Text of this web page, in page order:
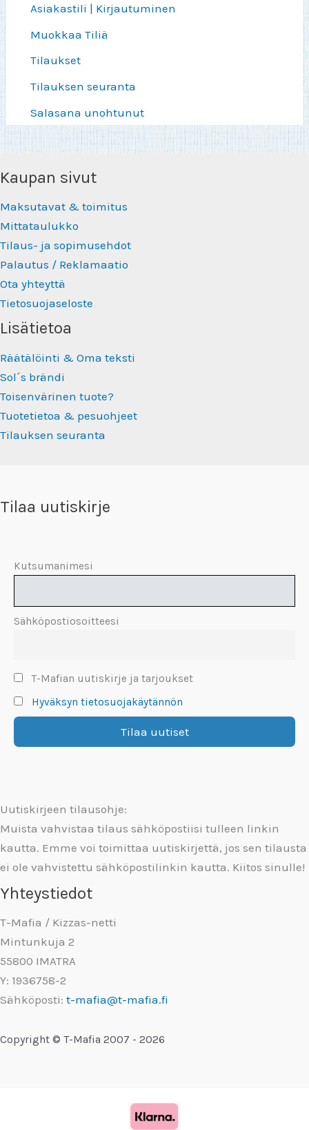
Asiakastili | Kirjautuminen
Muokkaa Tiliä
Tilaukset
Tilauksen seuranta
Salasana unohtunut
Kaupan sivut
Maksutavat & toimitus
Mittataulukko
Tilaus- ja sopimusehdot
Palautus / Reklamaatio
Ota yhteyttä
Tietosuojaseloste
Lisätietoa
Räätälöinti & Oma teksti
Sol´s brändi
Toisenvärinen tuote?
Tuotetietoa & pesuohjeet
Tilauksen seuranta
Tilaa uutiskirje
Kutsumanimesi
Sähköpostiosoitteesi
T-Mafian uutiskirje ja tarjoukset
Hyväksyn tietosuojakäytännön
Uutiskirjeen tilausohje:
Muista vahvistaa tilaus sähköpostiisi tulleen linkin
kautta. Emme voi toimittaa uutiskirjettä, jos sen tilausta
ei ole vahvistettu sähköpostilinkin kautta. Kiitos sinulle!
Yhteystiedot
T-Mafia / Kizzas-netti
Mintunkuja 2
55800 IMATRA
Y: 1936758-2
Sähköposti: t-mafia@t-mafia.fi
Copyright © T-Mafia 2007 - 2026